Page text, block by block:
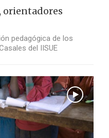
orientadores
pedagógica de los
del IISUE